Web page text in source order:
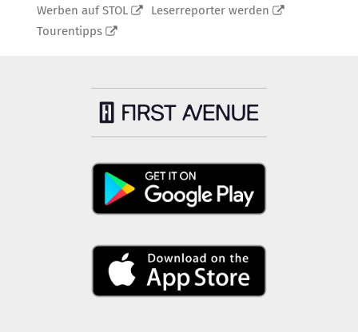
Werben auf STOL
Leserreporter werden
Tourentipps